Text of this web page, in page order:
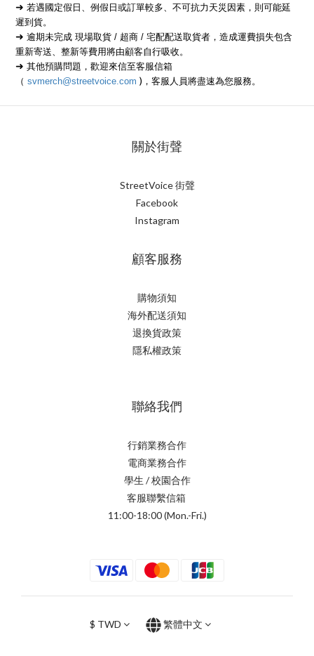
➜ 若遇國定假日、例假日或訂單較多、不可抗力天災因素，則可能延
遲到貨。
➜ 逾期未完成 現場取貨 / 超商 / 宅配配送取貨者，造成運費損失包含
重新寄送、整新等費用將由顧客自行吸收。
➜ 其他預購問題，歡迎來信至客服信箱
（ svmerch@streetvoice.com ) ，客服人員將盡速為您服務。
關於街聲
StreetVoice 街聲
Facebook
Instagram
顧客服務
購物須知
海外配送須知
退換貨政策
隱私權政策
聯絡我們
行銷業務合作
電商業務合作
學生 / 校園合作
客服聯繫信箱
11:00-18:00 (Mon.-Fri.)
$ TWD 繁體中文